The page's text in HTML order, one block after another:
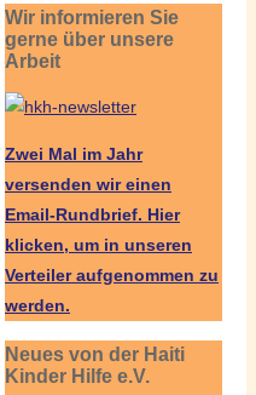
Wir informieren Sie
gerne über unsere
Arbeit
Zwei Mal im Jahr
versenden wir einen
Email-Rundbrief. Hier
klicken, um in unseren
Verteiler aufgenommen zu
werden.
Neues von der Haiti
Kinder Hilfe e.V.